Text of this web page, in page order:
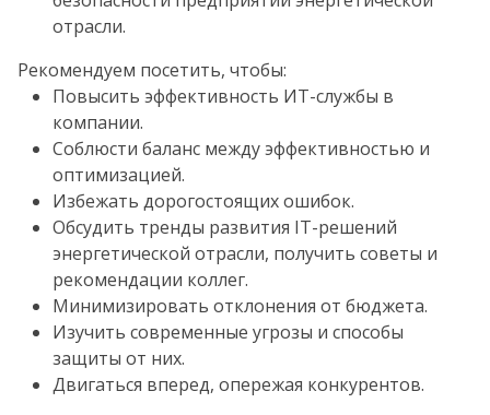
отрасли.
Рекомендуем посетить, чтобы:
Повысить эффективность ИТ-службы в
компании.
Соблюсти баланс между эффективностью и
оптимизацией.
Избежать дорогостоящих ошибок.
Обсудить тренды развития IT-решений
энергетической отрасли, получить советы и
рекомендации коллег.
Минимизировать отклонения от бюджета.
Изучить современные угрозы и способы
защиты от них.
Двигаться вперед, опережая конкурентов.